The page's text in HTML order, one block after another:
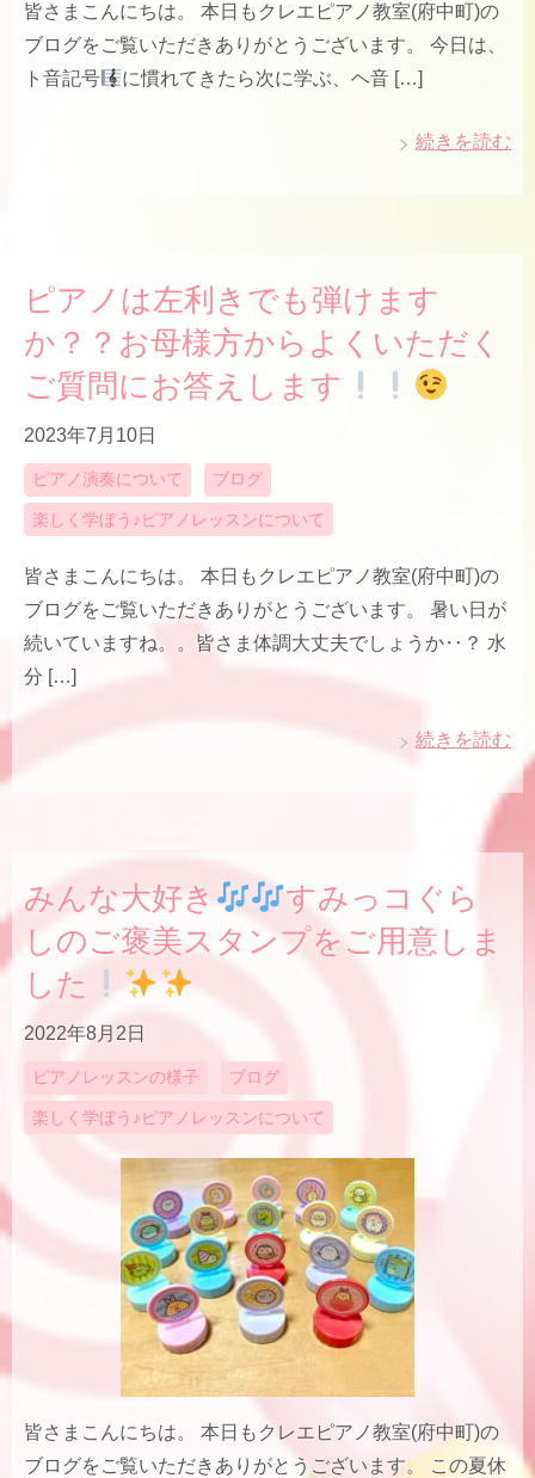
皆さまこんにちは。 本日もクレエピアノ教室(府中町)の
ブログをご覧いただきありがとうございます。 今日は、
ト音記号
に慣れてきたら次に学ぶ、ヘ音 […]
続きを読む
ピアノは左利きでも弾けます
か？？お母様方からよくいただく
ご質問にお答えします
2023年7月10日
ピアノ演奏について ブログ
楽しく学ぼう♪ピアノレッスンについて
皆さまこんにちは。 本日もクレエピアノ教室(府中町)の
ブログをご覧いただきありがとうございます。 暑い日が
続いていますね。。皆さま体調大丈夫でしょうか‥？ 水
分 […]
続きを読む
みんな大好き
すみっコぐら
しのご褒美スタンプをご用意しま
した
2022年8月2日
ピアノレッスンの様子 ブログ
楽しく学ぼう♪ピアノレッスンについて
皆さまこんにちは。 本日もクレエピアノ教室(府中町)の
ブログをご覧いただきありがとうございます。 この夏休